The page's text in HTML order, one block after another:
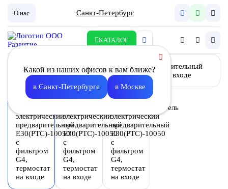
О нас Санкт-Петербург
КАТАЛОГ
Какой из наших офисов к вам ближе?
в Санкт-Петербурге в Москве